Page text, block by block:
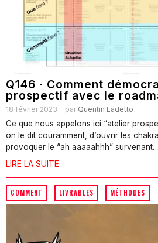
Q146 · Comment
prospectif avec le
18 février 2023 par Quentin Ladetto
Ce que nous appelons ici “atelier
on le dit couramment, d’ouvrir les
provoquer le “ah aaaaahhh” survenant…
LIRE LA SUITE
COMMENT · LIVRABLES · MÉTHODES